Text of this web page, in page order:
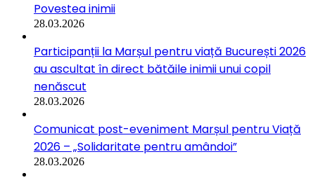
Povestea inimii
28.03.2026
Participanții la Marșul pentru viață București 2026
au ascultat în direct bătăile inimii unui copil
nenăscut
28.03.2026
Comunicat post-eveniment Marșul pentru Viață
2026 – „Solidaritate pentru amândoi”
28.03.2026